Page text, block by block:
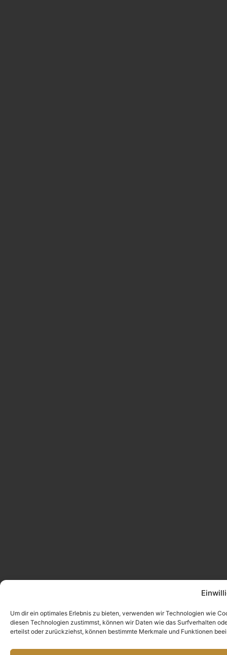
Um dir ein optimales Erlebnis zu bieten, verwenden wir Technologien wie
diesen Technologien zustimmst, können wir Daten wie das Surfverhalten
erteilst oder zurückziehst, können bestimmte Merkmale und Funktionen